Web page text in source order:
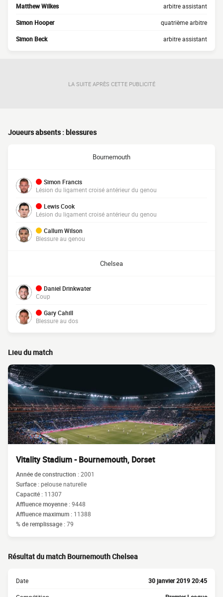
Matthew Wilkes arbitre assistant
Simon Hooper quatrième arbitre
Simon Beck arbitre assistant
LA SUITE APRÈS CETTE PUBLICITÉ
Joueurs absents : blessures
Bournemouth
Simon Francis
Lésion du ligament croisé antérieur du genou
Lewis Cook
Lésion du ligament croisé antérieur du genou
Callum Wilson
Blessure au genou
Chelsea
Daniel Drinkwater
Coup
Gary Cahill
Blessure au dos
Lieu du match
Vitality Stadium - Bournemouth, Dorset
Année de construction :2001
Surface :pelouse naturelle
Capacité : 11307
Affluence moyenne :9448
Affluence maximum : 11388
% de remplissage :79
Résultat du match Bournemouth Chelsea
Date 30 janvier 2019 20:45